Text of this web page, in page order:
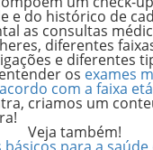
e do histórico de
as consultas
diferentes
e diferentes
os exames
com a faixa
criamos um
Veja também!